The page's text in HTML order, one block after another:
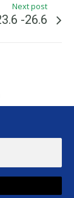
Next post
-26.6